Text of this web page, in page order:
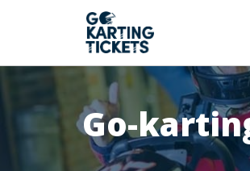
Go-